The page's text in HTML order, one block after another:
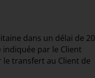
dans un délai de 20
par le Client
transfert au Client de